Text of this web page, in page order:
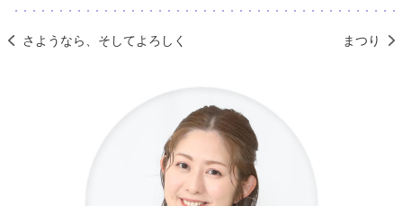
さようなら、そしてよろしく まつり